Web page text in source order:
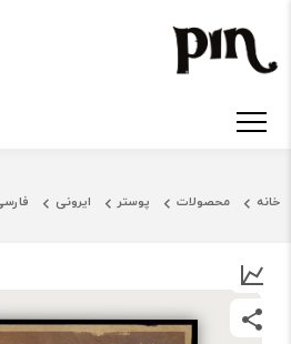
خانه محصولات پوستر ایرونی